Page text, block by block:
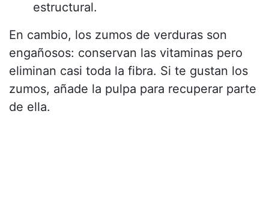
estructural.
En cambio, los zumos de verduras son
engañosos: conservan las vitaminas pero
eliminan casi toda la fibra. Si te gustan los
zumos, añade la pulpa para recuperar parte
de ella.